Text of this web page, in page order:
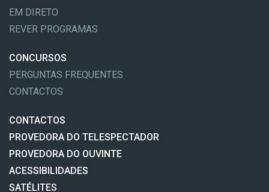
EM DIRETO
REVER PROGRAMAS
CONCURSOS
PERGUNTAS FREQUENTES
CONTACTOS
CONTACTOS
PROVEDORA DO TELESPECTADOR
PROVEDORA DO OUVINTE
ACESSIBILIDADES
SATÉLITES